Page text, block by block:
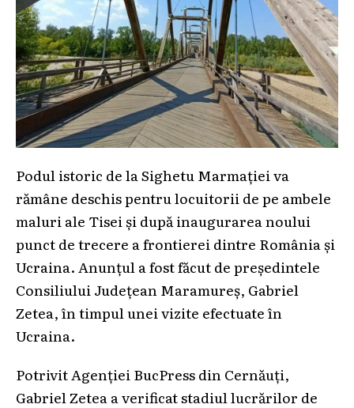
Podul istoric de la Sighetu Marmației va
rămâne deschis pentru locuitorii de pe ambele
maluri ale Tisei și după inaugurarea noului
punct de trecere a frontierei dintre România și
Ucraina. Anunțul a fost făcut de președintele
Consiliului Județean Maramureș, Gabriel
Zetea, în timpul unei vizite efectuate în
Ucraina.
Potrivit Agenției BucPress din Cernăuți,
Gabriel Zetea a verificat stadiul lucrărilor de